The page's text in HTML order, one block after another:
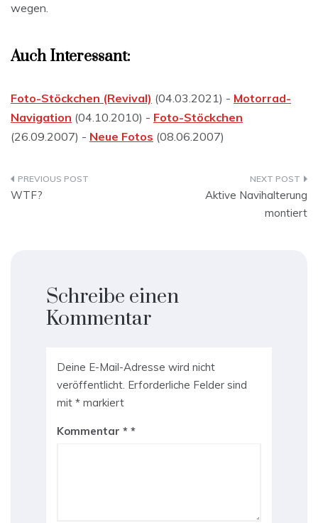
wegen.
Auch Interessant:
Foto-Stöckchen (Revival) (04.03.2021) - Motorrad-
Navigation (04.10.2010) - Foto-Stöckchen
(26.09.2007) - Neue Fotos (08.06.2007)
Beitragsnavigation
WTF?
Aktive Navihalterung
montiert
Schreibe einen
Kommentar
Deine E-Mail-Adresse wird nicht
veröffentlicht. Erforderliche Felder sind
mit * markiert
Kommentar *